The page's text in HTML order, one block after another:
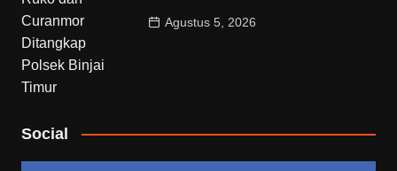
Agustus 5, 2026
Social